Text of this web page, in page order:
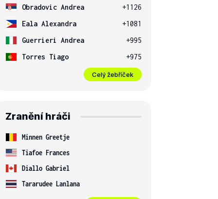
Obradovic Andrea
+1126
Eala Alexandra
+1081
Guerrieri Andrea
+995
Torres Tiago
+975
Celý žebříček
Zranění hráči
Minnen Greetje
Tiafoe Frances
Diallo Gabriel
Tararudee Lanlana